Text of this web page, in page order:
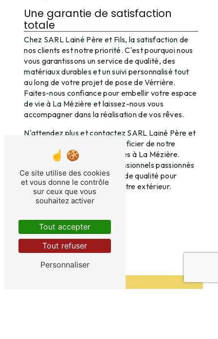
Une garantie de satisfaction
totale
Chez SARL Lainé Père et Fils, la satisfaction de
nos clients est notre priorité. C'est pourquoi nous
vous garantissons un service de qualité, des
matériaux durables et un suivi personnalisé tout
au long de votre projet de pose de Vérrière.
Faites-nous confiance pour embellir votre espace
de vie à La Mézière et laissez-nous vous
accompagner dans la réalisation de vos rêves.
N'attendez plus et contactez SARL Lainé Père et
Fils dès aujourd'hui pour bénéficier de notre
expertise en pose de Vérrières à La Mézière.
Faites confiance à des professionnels passionnés
et offrez-vous des Vérrières de qualité pour
sublimer votre intérieur ou votre extérieur.
Contactez-nous
Ce site utilise des cookies
et vous donne le contrôle
sur ceux que vous
souhaitez activer
Tout accepter
Tout refuser
Personnaliser